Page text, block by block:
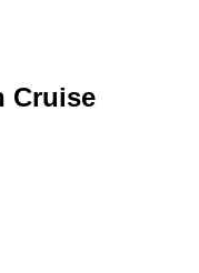
Cruise